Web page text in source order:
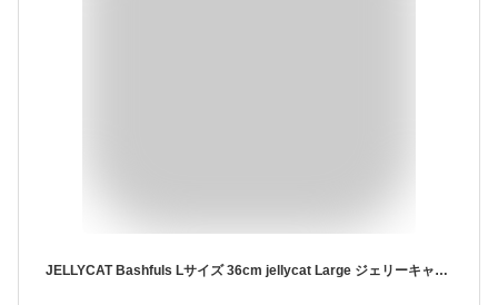
JELLYCAT Bashfuls Lサイズ 36cm jellycat Large ジェリーキャット 動物 アニマル ぬいぐるみ ファーストトイ 手触り ふわふわ 子ども 孫 大人 可愛い プレゼント おもちゃ 出産祝い